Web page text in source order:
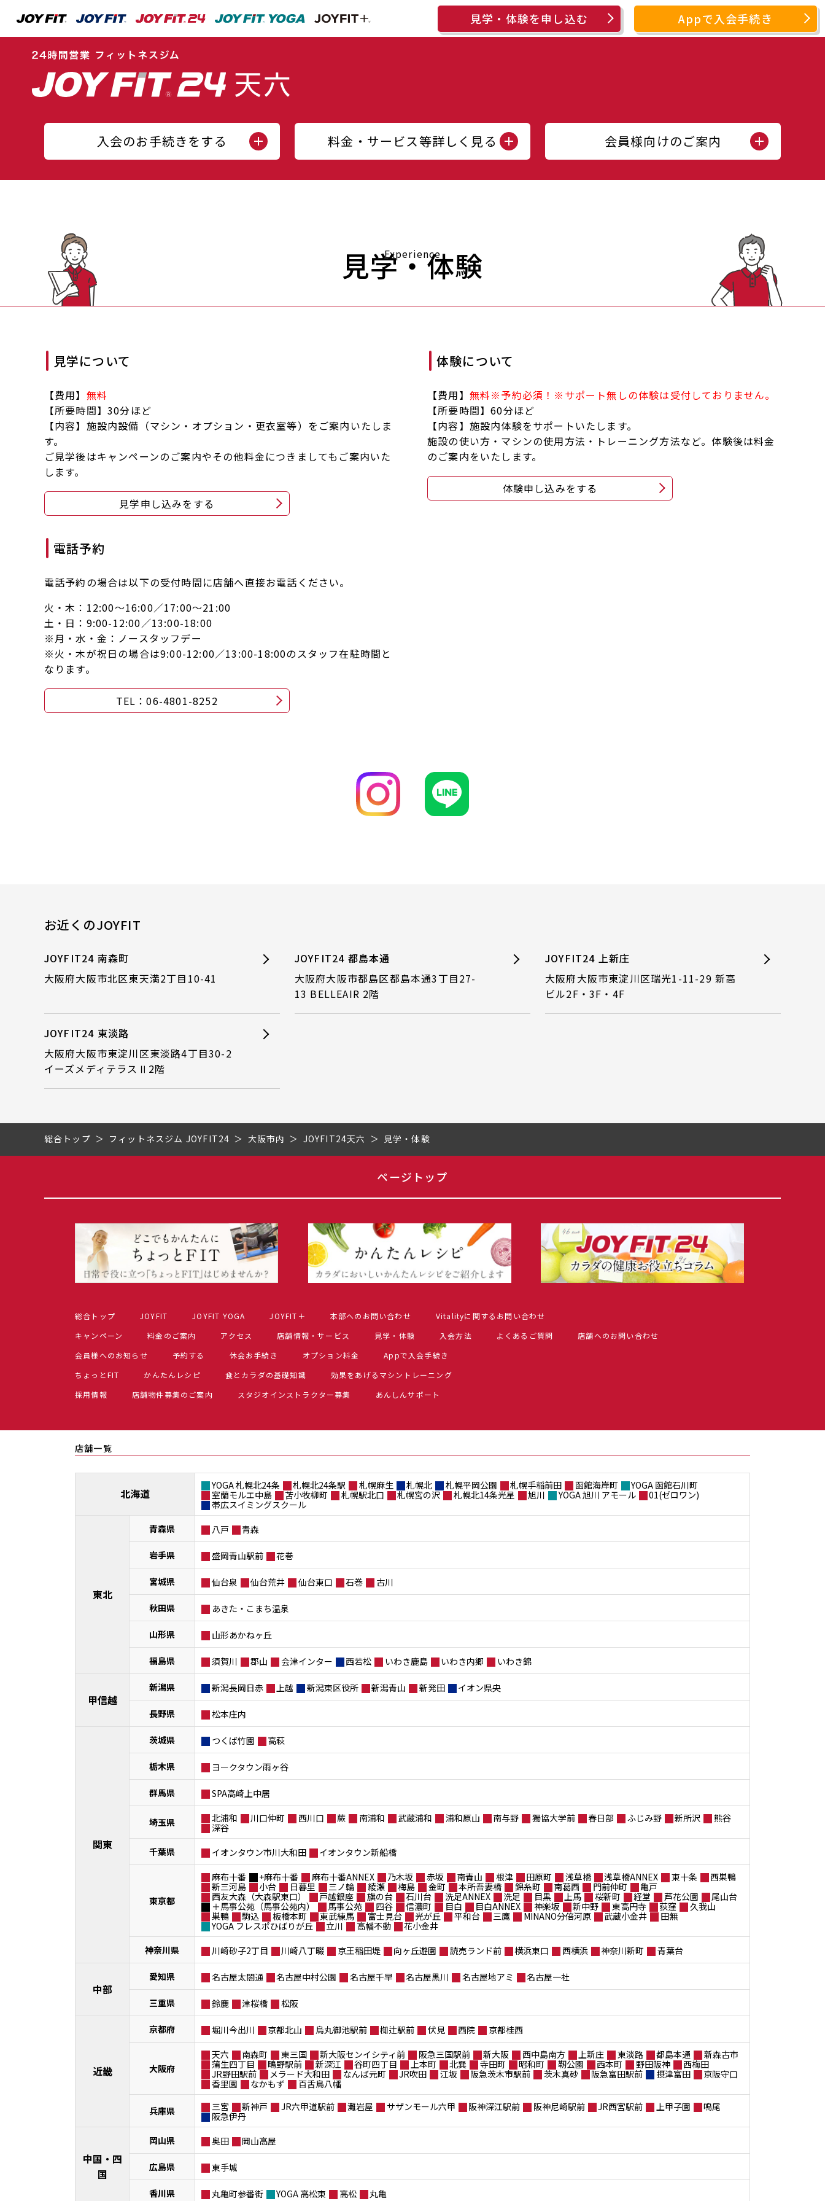
見学・体験を申し込む Appで入会手続き
入会のお手続きをする 料金・サービス等詳しく見る 会員様向けのご案内
Experience
見学・体験
見学について
【費用】 無料
【所要時間】30分ほど
【内容】施設内設備（マシン・オプション・更衣室等）をご案内いたしま
す。
ご見学後はキャンペーンのご案内やその他料金につきましてもご案内いた
します。
見学申し込みをする
体験について
【費用】 無料※予約必須！※サポート無しの体験は受付しておりません。
【所要時間】60分ほど
【内容】施設内体験をサポートいたします。
施設の使い方・マシンの使用方法・トレーニング方法など。体験後は料金
のご案内をいたします。
体験申し込みをする
電話予約
電話予約の場合は以下の受付時間に店舗へ直接お電話ください。
火・木：12:00〜16:00／17:00～21:00
土・日：9:00-12:00／13:00-18:00
※月・水・金：ノースタッフデー
※火・木が祝日の場合は9:00-12:00／13:00-18:00のスタッフ在駐時間と
なります。
TEL：06-4801-8252
お近くのJOYFIT
JOYFIT24 南森町
大阪府大阪市北区東天満2丁目10-41
JOYFIT24 都島本通
大阪府大阪市都島区都島本通3丁目27-
13 BELLEAIR 2階
JOYFIT24 上新庄
大阪府大阪市東淀川区瑞光1-11-29 新高
ビル2F・3F・4F
JOYFIT24 東淡路
大阪府大阪市東淀川区東淡路4丁目30-2
イーズメディテラスⅡ2階
総合トップ フィットネスジム JOYFIT24 大阪市内 JOYFIT24天六 見学・体験
ページトップ
総合トップ JOYFIT JOYFIT YOGA JOYFIT＋ 本部へのお問い合わせ
Vitalityに関するお問い合わせ
キャンペーン
料金のご案内 アクセス 店舗情報・サービス 見学・体験 入会方法 よくあるご質問
店舗へのお問い合わせ
会員様へのお知らせ
予約する 休会お手続き オプション料金
Appで入会手続き
ちょっとFIT
かんたんレシピ 食とカラダの基礎知識
効果をあげるマシントレーニング
採用情報
店舗物件募集のご案内 スタジオインストラクター募集 あんしんサポート
店舗一覧
北海道
YOGA 札幌北24条 札幌北24条駅 札幌麻生 札幌北 札幌平岡公園 札幌手稲前田 函館海岸町
YOGA 函館石川町
室蘭モルエ中島
苫小牧柳町 札幌駅北口 札幌宮の沢 札幌北14条光星 旭川 YOGA 旭川 アモール
01(ゼロワン)
帯広スイミングスクール
東北
青森県 八戸 青森
岩手県 盛岡青山駅前 花巻
宮城県 仙台泉 仙台荒井 仙台東口 石巻 古川
秋田県 あきた・こまち温泉
山形県 山形あかねヶ丘
福島県 須賀川 郡山 会津インター 西若松 いわき鹿島 いわき内郷 いわき錦
甲信越
新潟県 新潟長岡日赤 上越 新潟東区役所 新潟青山 新発田 イオン県央
長野県 松本庄内
関東
茨城県 つくば竹園 高萩
栃木県 ヨークタウン雨ヶ谷
群馬県 SPA高崎上中居
埼玉県 北浦和 川口仲町 西川口 蕨 南浦和 武蔵浦和 浦和原山 南与野 獨協大学前 春日部 ふじみ野 新所沢
熊谷
深谷
千葉県
イオンタウン市川大和田 イオンタウン新船橋
東京都
麻布十番 +麻布十番 麻布十番ANNEX 乃木坂 赤坂 南青山 根津 田原町 浅草橋 浅草橋ANNEX 東十条
西巣鴨
新三河島
小台 日暮里 三ノ輪 綾瀬 梅島 金町 本所吾妻橋 錦糸町 南葛西 門前仲町
亀戸
西友大森（大森駅東口）
戸越銀座 旗の台 石川台 洗足ANNEX 洗足 目黒 上馬 桜新町 経堂 芦花公園
尾山台
＋馬事公苑（馬事公苑内）
馬事公苑 四谷 信濃町 目白 目白ANNEX 神楽坂 新中野 東高円寺 荻窪
久我山
巣鴨
駒込 板橋本町 東武練馬 富士見台 光が丘 平和台 三鷹 MINANO分倍河原 武蔵小金井
田無
YOGA フレスポひばりが丘
立川 高幡不動
花小金井
神奈川県
川崎砂子2丁目 川崎八丁畷 京王稲田堤 向ヶ丘遊園 読売ランド前 横浜東口 西横浜 神奈川新町 青葉台
中部
愛知県 名古屋太閤通 名古屋中村公園 名古屋千早 名古屋黒川 名古屋地アミ 名古屋一社
三重県 鈴鹿 津桜橋 松阪
近畿
京都府 堀川今出川 京都北山 烏丸御池駅前 椥辻駅前 伏見 西院 京都桂西
大阪府
天六 南森町 東三国 新大阪センイシティ前 阪急三国駅前 新大阪 西中島南方 上新庄 東淡路 都島本通
新森古市
蒲生四丁目
鴫野駅前 新深江 谷町四丁目 上本町 北巽 寺田町 昭和町 靭公園 西本町 野田阪神
西梅田
JR野田駅前
メラード大和田 なんば元町 JR吹田 江坂 阪急茨木市駅前 茨木真砂 阪急富田駅前 摂津富田
京阪守口
香里園
なかもず 百舌鳥八幡
兵庫県 三宮 新神戸 JR六甲道駅前 灘岩屋 サザンモール六甲 阪神深江駅前 阪神尼崎駅前 JR西宮駅前 上甲子園
鳴尾
阪急伊丹
中国・四
国
岡山県 奥田 岡山高屋
広島県 東手城
香川県 丸亀町参番街 YOGA 高松東 高松 丸亀